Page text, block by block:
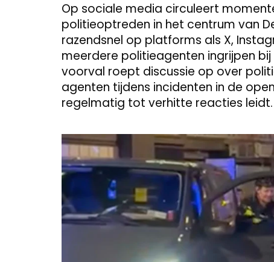
Op sociale media circuleert
politieoptreden in het centrum van
razendsnel op platforms als X,
meerdere politieagenten ingrijpen
voorval roept discussie op over
agenten tijdens incidenten in de
regelmatig tot verhitte reacties leidt.